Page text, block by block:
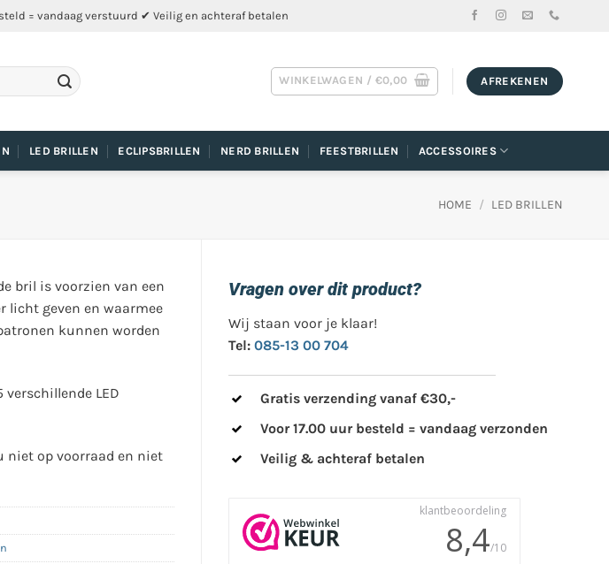
= vandaag verstuurd ✔ Veilig en achteraf betalen
WINKELWAGEN / €0,00 AFREKENEN
LED BRILLEN ECLIPSBRILLEN NERD BRILLEN FEESTBRILLEN ACCESSOIRES
HOME / LED BRILLEN
bril is voorzien van een
licht geven en waarmee
kunnen worden
LED
niet op voorraad en niet
Vragen over dit product?
Wij staan voor je klaar!
Tel: 085-13 00 704
Gratis verzending vanaf €30,-
Voor 17.00 uur besteld = vandaag verzonden
Veilig & achteraf betalen